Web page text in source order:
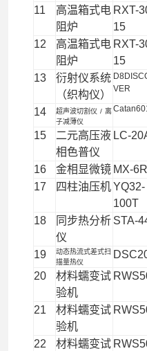
11
高温箱式电
阻炉
RXT-
15
12
高温箱式电
阻炉
RXT-
15
13
衍射仪系统
（织构仪）
VER
14 超声波切割仪 / 离
子减薄仪
15
二元高压液
相色普仪
LC-
16 金相显微镜 MX-6R
17
四柱油压机YQ32-
100T
18
同步热分析
仪
STA-
19
动态热流式差式扫
描量热仪
20
材料蠕变试
验机
21
材料蠕变试
验机
22
材料蠕变试